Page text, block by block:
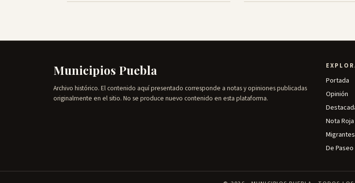
Municipios Puebla
Archivo histórico. El contenido aquí presentado corresponde a notas y opiniones publicadas
originalmente en el sitio. No se produce nuevo contenido en esta plataforma.
Portada
Opinión
Nota Roja
Migrantes
De Paseo